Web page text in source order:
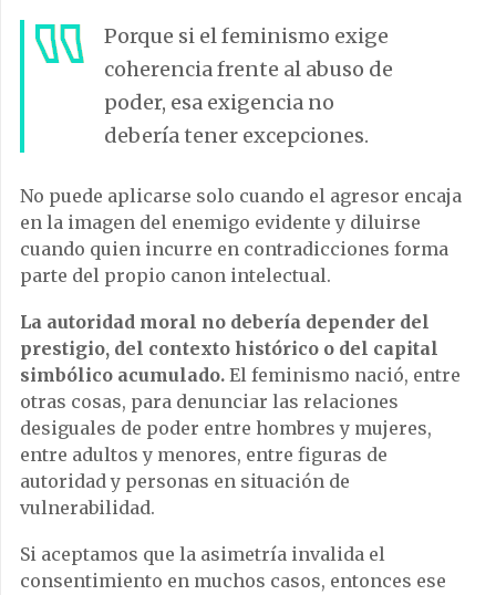
Porque si el feminismo exige
coherencia frente al abuso de
poder, esa exigencia no
debería tener excepciones.
No puede aplicarse solo cuando el agresor encaja
en la imagen del enemigo evidente y diluirse
cuando quien incurre en contradicciones forma
parte del propio canon intelectual.
La autoridad moral no debería depender del
prestigio, del contexto histórico o del capital
simbólico acumulado. El feminismo nació, entre
otras cosas, para denunciar las relaciones
desiguales de poder entre hombres y mujeres,
entre adultos y menores, entre figuras de
autoridad y personas en situación de
vulnerabilidad.
Si aceptamos que la asimetría invalida el
consentimiento en muchos casos, entonces ese